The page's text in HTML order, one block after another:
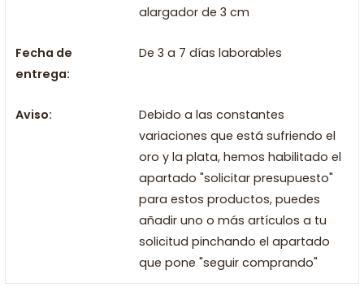
alargador de 3 cm
Fecha de
entrega:
De 3 a 7 días laborables
Aviso:
Debido a las constantes
variaciones que está sufriendo el
oro y la plata, hemos habilitado el
apartado "solicitar presupuesto"
para estos productos, puedes
añadir uno o más artículos a tu
solicitud pinchando el apartado
que pone "seguir comprando"